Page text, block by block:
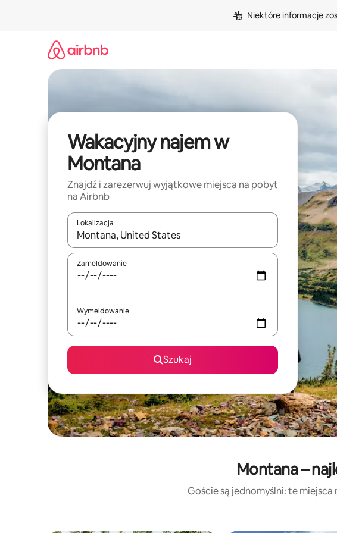
Niektóre informacje
Wakacyjny najem w
Montana
Znajdź i zarezerwuj wyjątkowe miejsca na pobyt
na Airbnb
Lokalizacja
Gdy wyniki będą dostępne, możesz poruszać się po nich za
Zameldowanie
Wymeldowanie
Szukaj
Montana –
Goście są jednomyślni: te